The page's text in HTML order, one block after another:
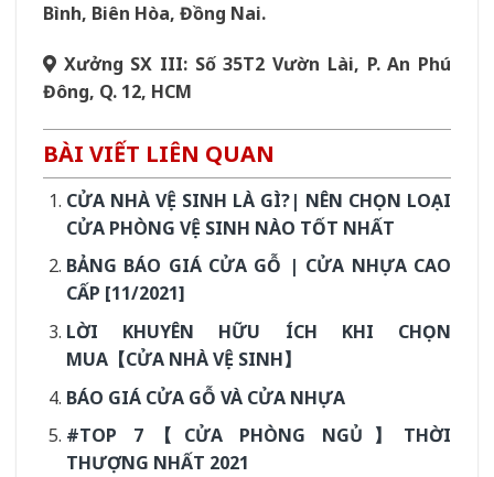
Bình, Biên Hòa, Đồng Nai.
Xưởng SX III: Số 35T2 Vườn Lài, P. An Phú
Đông, Q. 12, HCM
BÀI VIẾT LIÊN QUAN
CỬA NHÀ VỆ SINH LÀ GÌ?| NÊN CHỌN LOẠI
CỬA PHÒNG VỆ SINH NÀO TỐT NHẤT
BẢNG BÁO GIÁ CỬA GỖ | CỬA NHỰA CAO
CẤP [11/2021]
LỜI KHUYÊN HỮU ÍCH KHI CHỌN
MUA【CỬA NHÀ VỆ SINH】
BÁO GIÁ CỬA GỖ VÀ CỬA NHỰA
#TOP 7【CỬA PHÒNG NGỦ】THỜI
THƯỢNG NHẤT 2021